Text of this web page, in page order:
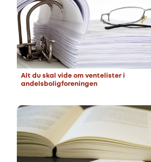
Alt du skal vide om ventelister i
andelsboligforeningen